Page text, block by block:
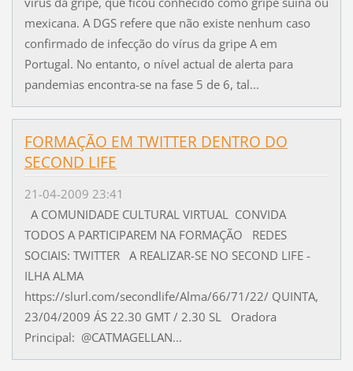
mexicana. A DGS refere que não existe nenhum caso
confirmado de infecção do vírus da gripe A em
Portugal. No entanto, o nível actual de alerta para
pandemias encontra-se na fase 5 de 6, tal...
FORMAÇÃO EM TWITTER DENTRO DO
SECOND LIFE
21-04-2009 23:41
A COMUNIDADE CULTURAL VIRTUAL CONVIDA
TODOS A PARTICIPAREM NA FORMAÇÃO REDES
SOCIAIS: TWITTER A REALIZAR-SE NO SECOND LIFE -
ILHA ALMA
https://slurl.com/secondlife/Alma/66/71/22/ QUINTA,
23/04/2009 ÁS 22.30 GMT / 2.30 SL Oradora
Principal: @CATMAGELLAN...